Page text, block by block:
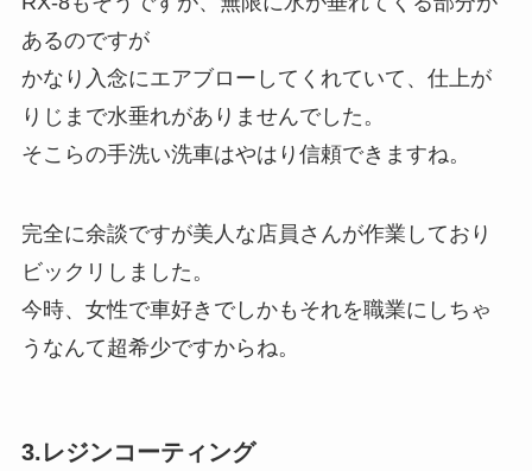
あるのですが
かなり入念にエアブローしてくれていて、仕上が
りじまで水垂れがありませんでした。
そこらの手洗い洗車はやはり信頼できますね。
完全に余談ですが美人な店員さんが作業しており
ビックリしました。
今時、女性で車好きでしかもそれを職業にしちゃ
うなんて超希少ですからね。
3.レジンコーティング